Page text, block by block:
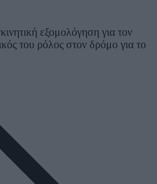
εξομολόγηση για τον
του ρόλος στον δρόμο για το